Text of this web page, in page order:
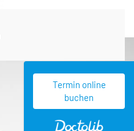
Termin online
buchen